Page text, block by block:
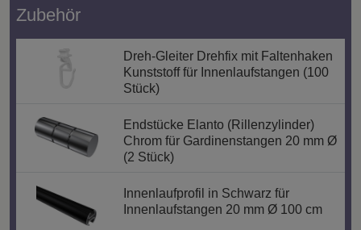
Zubehör
Dreh-Gleiter Drehfix mit Faltenhaken
Kunststoff für Innenlaufstangen (100
Stück)
Endstücke Elanto (Rillenzylinder)
Chrom für Gardinenstangen 20 mm Ø
(2 Stück)
Innenlaufprofil in Schwarz für
Innenlaufstangen 20 mm Ø 100 cm